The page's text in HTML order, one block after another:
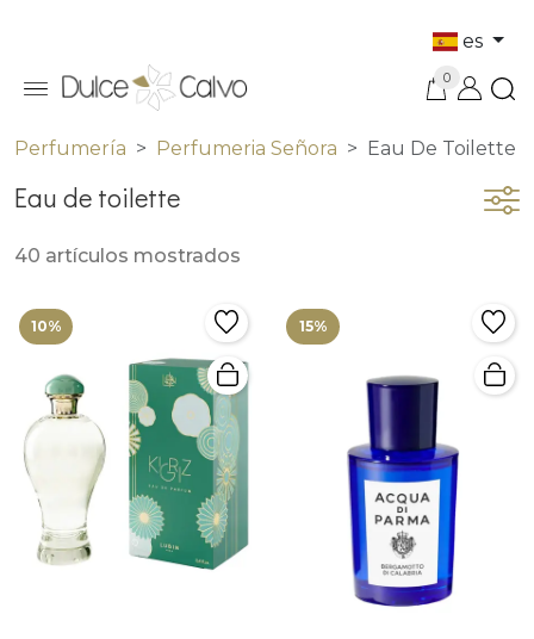
es
0
Perfumería Perfumeria Señora Eau De Toilette
Eau de toilette
40 artículos mostrados
10% 15%